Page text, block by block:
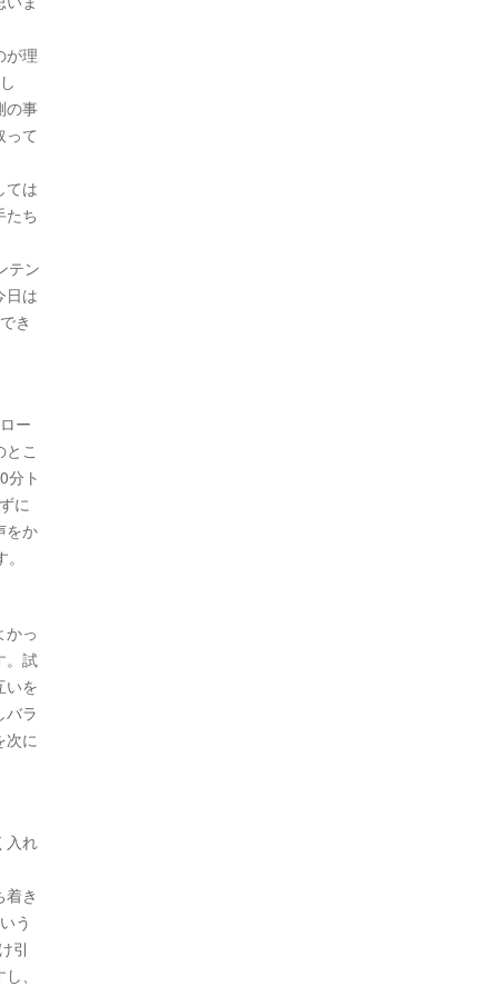
が理
の事
って
ては
たち
テン
日は
き
ー
こ
分ト
に
をか
かっ
。試
いを
バラ
次に
入れ
き
う
引
、